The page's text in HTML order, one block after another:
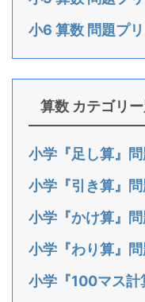
小6 算数 問題プ
算数 カテゴリ
小学『足し算』
小学『引き算』
小学『かけ算』
小学『わり算』
小学『100マス計